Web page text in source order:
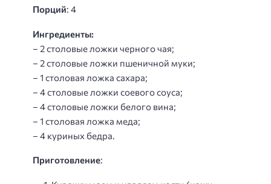
Порций: 4
Ингредиенты:
– 2 столовые ложки черного чая;
– 2 столовые ложки пшеничной муки;
– 1 столовая ложка сахара;
– 4 столовые ложки соевого соуса;
– 4 столовые ложки белого вина;
– 1 столовая ложка меда;
– 4 куриных бедра.
Приготовление: